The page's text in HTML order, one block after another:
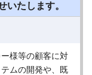
いたします。
様等の顧客に対
ムの開発や、既